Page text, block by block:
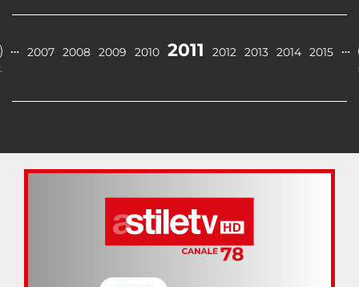
… 2007 2008 2009 2010 2011 2012 2013 2014 2015 …